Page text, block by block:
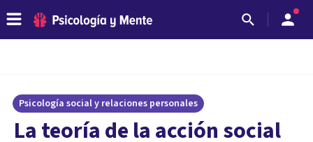
Psicología social y relaciones personales
​La teoría de la acción social